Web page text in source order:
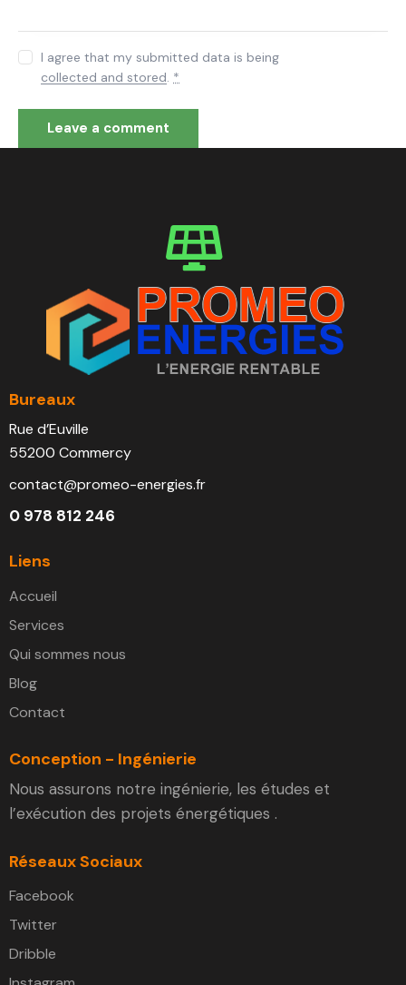
I agree that my submitted data is being
collected and stored. *
Bureaux
Rue d’Euville
55200 Commercy
contact@promeo-energies.fr
0 978 812 246
Liens
Accueil
Services
Qui sommes nous
Blog
Contact
Conception - Ingénierie
Nous assurons notre ingénierie, les études et
l’exécution des projets énergétiques .
Réseaux Sociaux
Facebook
Twitter
Dribble